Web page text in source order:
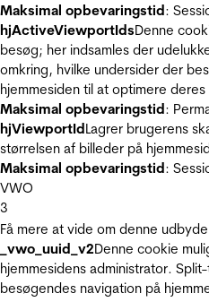
Maksimal opbevaringstid:
hjActiveViewportIdsDenne
besøg; her indsamles der
omkring, hvilke undersider der
hjemmesiden til at optimere
Maksimal opbevaringstid:
hjViewportIdLagrer brugerens
størrelsen af billeder på
Maksimal opbevaringstid:
VWO
3
Få mere at vide om denne
_vwo_uuid_v2Denne cookie
hjemmesidens administrator.
besøgendes navigation på